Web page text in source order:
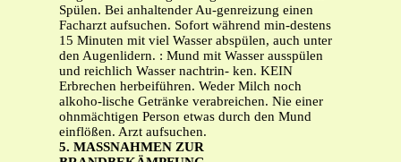
Spülen. Bei anhaltender Au-genreizung einen
Facharzt aufsuchen. Sofort während min-destens
15 Minuten mit viel Wasser abspülen, auch unter
den Augenlidern. : Mund mit Wasser ausspülen
und reichlich Wasser nachtrin- ken. KEIN
Erbrechen herbeiführen. Weder Milch noch
alkoho-lische Getränke verabreichen. Nie einer
ohnmächtigen Person etwas durch den Mund
einflößen. Arzt aufsuchen.
5. MASSNAHMEN ZUR